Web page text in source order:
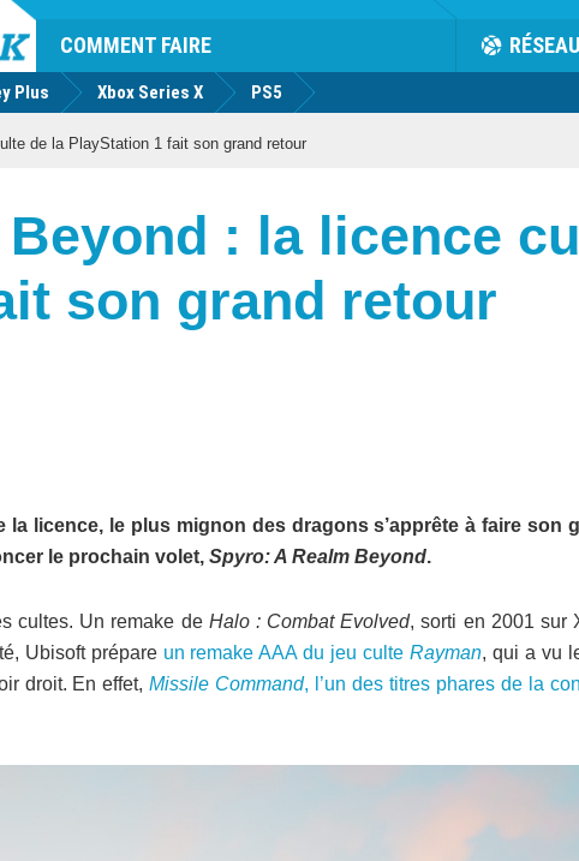
COMMENT FAIRE RÉSEAU
Plus Xbox Series X PS5
de la PlayStation 1 fait son grand retour
: la licence
son grand retour
licence, le plus mignon des dragons s’apprête à faire son
le prochain volet, Spyro: A Realm Beyond.
cultes. Un remake de Halo : Combat Evolved, sorti en 2001 sur
Ubisoft prépare un remake AAA du jeu culteRayman, qui a vu
droit. En effet,Missile Command, l’un des titres phares de la